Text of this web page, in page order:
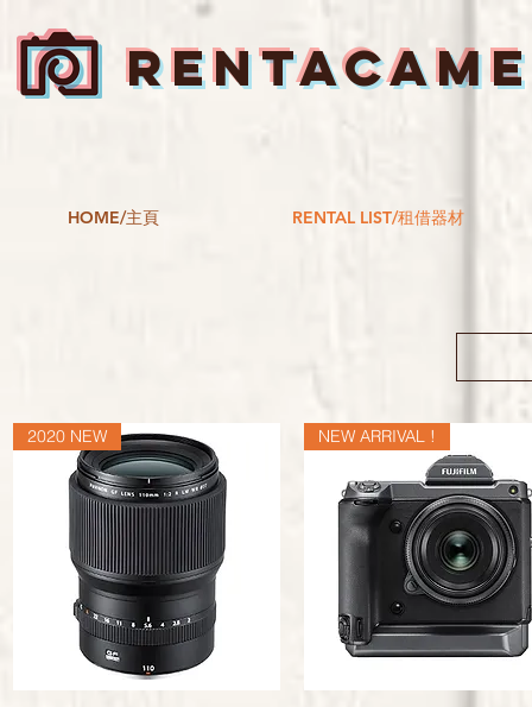
HOME/主頁 RENTAL LIST/租借器材
2020 NEW NEW ARRIVAL !